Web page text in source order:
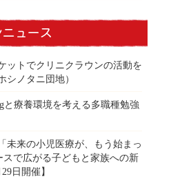
ュース
ットでクリニクラウンの活動を
シノタニ団地）
と療養環境を考える多職種勉強
未来の小児医療が、もう始まっ
で広がる子どもと家族への新
日開催】